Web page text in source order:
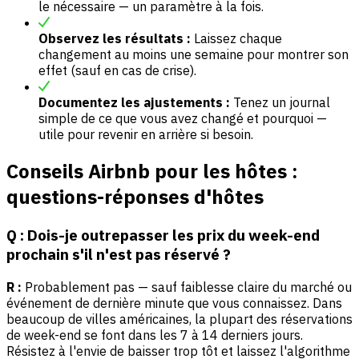
le nécessaire — un paramètre à la fois.
Observez les résultats : Laissez chaque
changement au moins une semaine pour montrer son
effet (sauf en cas de crise).
Documentez les ajustements : Tenez un journal
simple de ce que vous avez changé et pourquoi —
utile pour revenir en arrière si besoin.
Conseils Airbnb pour les hôtes :
questions-réponses d'hôtes
Q : Dois-je outrepasser les prix du week-end
prochain s'il n'est pas réservé ?
R : Probablement pas — sauf faiblesse claire du marché ou
événement de dernière minute que vous connaissez. Dans
beaucoup de villes américaines, la plupart des réservations
de week-end se font dans les 7 à 14 derniers jours.
Résistez à l'envie de baisser trop tôt et laissez l'algorithme